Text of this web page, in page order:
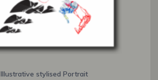
Illustrative stylised Portrait